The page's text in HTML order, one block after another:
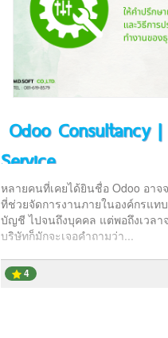
Odoo Consultancy
Service
หลายคนที่เคยได้ยินชื่อ Odoo อาจ
ที่ช่วยจัดการงานภายในองค์กรแท
บัญชี ไปจนถึงบุคคล แต่พอถึงเวลา
บริษัทก็มักจะเจอคำถามว่า...
4